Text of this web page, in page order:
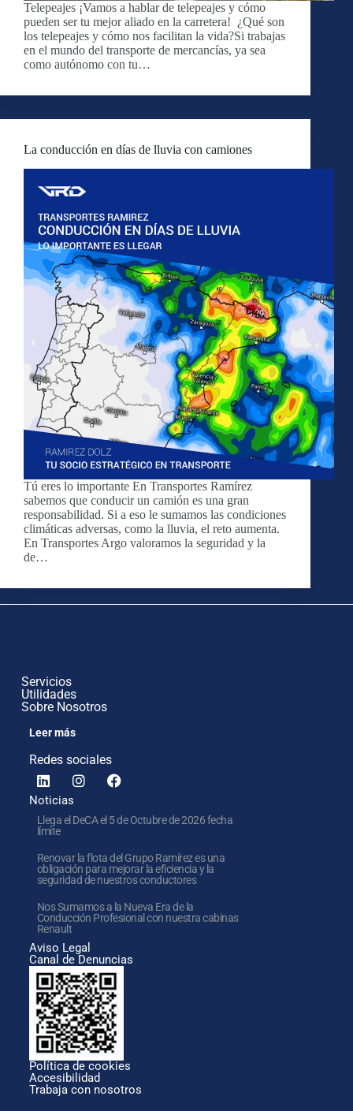
Telepeajes ¡Vamos a hablar de telepeajes y cómo
pueden ser tu mejor aliado en la carretera! ¿Qué son
los telepeajes y cómo nos facilitan la vida?Si trabajas
en el mundo del transporte de mercancías, ya sea
como autónomo con tu…
La conducción en días de lluvia con camiones
Tú eres lo importante En Transportes Ramírez
sabemos que conducir un camión es una gran
responsabilidad. Si a eso le sumamos las condiciones
climáticas adversas, como la lluvia, el reto aumenta.
En Transportes Argo valoramos la seguridad y la
de…
Servicios
Utilidades
Sobre Nosotros
Leer más
Redes sociales
Noticias
Llega el DeCA el 5 de Octubre de 2026 fecha
límite
Renovar la flota del Grupo Ramírez es una
obligación para mejorar la eficiencia y la
seguridad de nuestros conductores
Nos Sumamos a la Nueva Era de la
Conducción Profesional con nuestra cabinas
Renault
Aviso Legal
Canal de Denuncias
Política de cookies
Accesibilidad
Trabaja con nosotros